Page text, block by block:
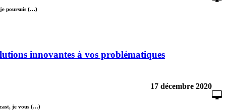
je poursuis (…)
innovantes à vos problématiques
17 décembre 2020
je vous (…)